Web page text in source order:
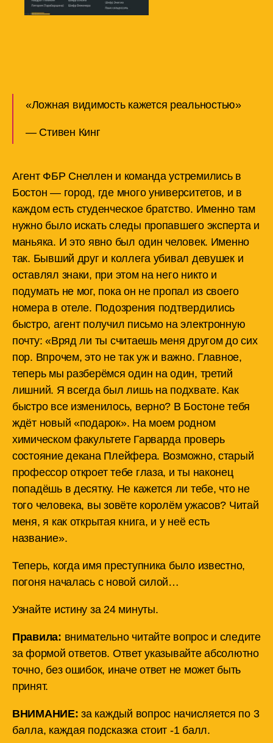
«Ложная видимость кажется реальностью»
— Стивен Кинг
Агент ФБР Снеллен и команда устремились в
Бостон — город, где много университетов, и в
каждом есть студенческое братство. Именно там
нужно было искать следы пропавшего эксперта и
маньяка. И это явно был один человек. Именно
так. Бывший друг и коллега убивал девушек и
оставлял знаки, при этом на него никто и
подумать не мог, пока он не пропал из своего
номера в отеле. Подозрения подтвердились
быстро, агент получил письмо на электронную
почту: «Вряд ли ты считаешь меня другом до сих
пор. Впрочем, это не так уж и важно. Главное,
теперь мы разберёмся один на один, третий
лишний. Я всегда был лишь на подхвате. Как
быстро все изменилось, верно? В Бостоне тебя
ждёт новый «подарок». На моем родном
химическом факультете Гарварда проверь
состояние декана Плейфера. Возможно, старый
профессор откроет тебе глаза, и ты наконец
попадёшь в десятку. Не кажется ли тебе, что не
того человека, вы зовёте королём ужасов? Читай
меня, я как открытая книга, и у неё есть
название».
Теперь, когда имя преступника было известно,
погоня началась с новой силой…
Узнайте истину за 24 минуты.
Правила: внимательно читайте вопрос и следите
за формой ответов. Ответ указывайте абсолютно
точно, без ошибок, иначе ответ не может быть
принят.
ВНИМАНИЕ: за каждый вопрос начисляется по 3
балла, каждая подсказка стоит -1 балл.